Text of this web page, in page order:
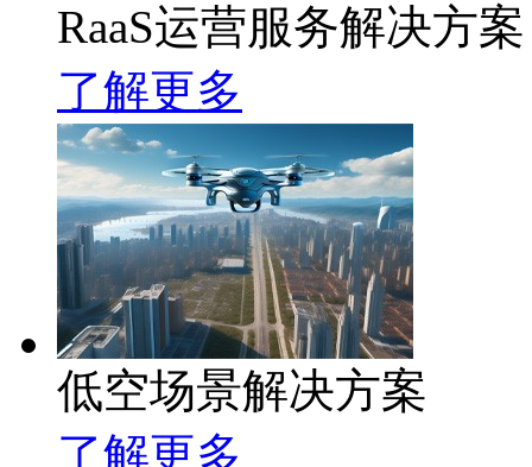
RaaS运营服务解决方案
了解更多
低空场景解决方案
了解更多